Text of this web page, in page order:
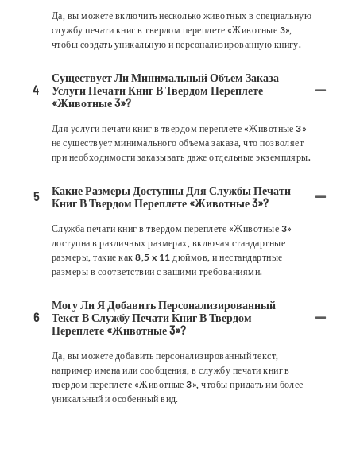
Да, вы можете включить несколько животных в специальную
службу печати книг в твердом переплете «Животные 3»,
чтобы создать уникальную и персонализированную книгу.
4
Существует Ли Минимальный Объем Заказа
Услуги Печати Книг В Твердом Переплете
«Животные 3»?
Для услуги печати книг в твердом переплете «Животные 3»
не существует минимального объема заказа, что позволяет
при необходимости заказывать даже отдельные экземпляры.
5
Какие Размеры Доступны Для Службы Печати
Книг В Твердом Переплете «Животные 3»?
Служба печати книг в твердом переплете «Животные 3»
доступна в различных размерах, включая стандартные
размеры, такие как 8,5 x 11 дюймов, и нестандартные
размеры в соответствии с вашими требованиями.
6
Могу Ли Я Добавить Персонализированный
Текст В Службу Печати Книг В Твердом
Переплете «Животные 3»?
Да, вы можете добавить персонализированный текст,
например имена или сообщения, в службу печати книг в
твердом переплете «Животные 3», чтобы придать им более
уникальный и особенный вид.